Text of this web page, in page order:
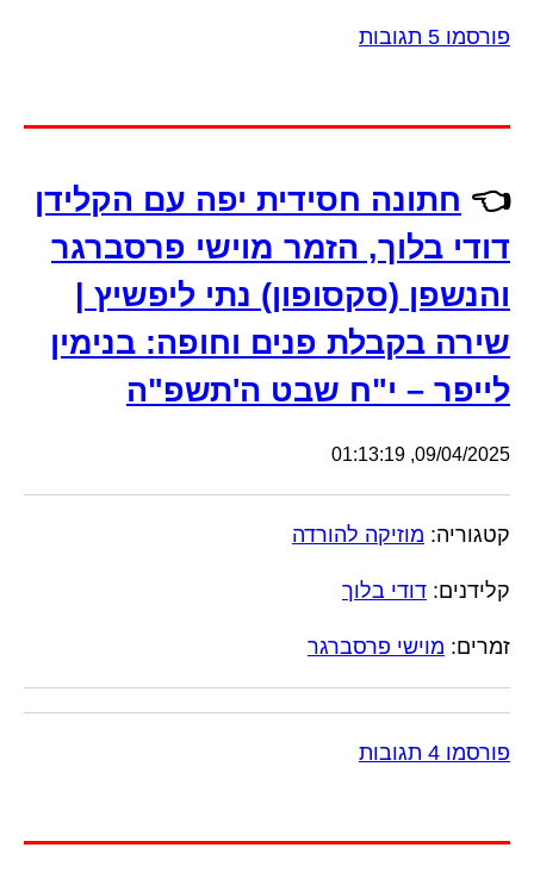
פורסמו 5 תגובות
👈 חתונה חסידית יפה עם הקלידן
דודי בלוך, הזמר מוישי פרסברגר
והנשפן (סקסופון) נתי ליפשיץ |
שירה בקבלת פנים וחופה: בנימין
לייפר – י"ח שבט ה'תשפ"ה
09/04/2025, 01:13:19
קטגוריה: מוזיקה להורדה
קלידנים: דודי בלוך
זמרים: מוישי פרסברגר
פורסמו 4 תגובות